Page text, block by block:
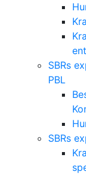
SBRs
PBL
SBRs